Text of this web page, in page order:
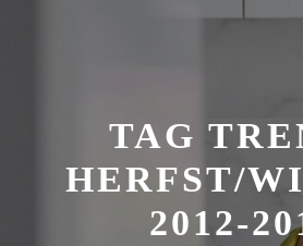
TAG
HERFST/
2012-